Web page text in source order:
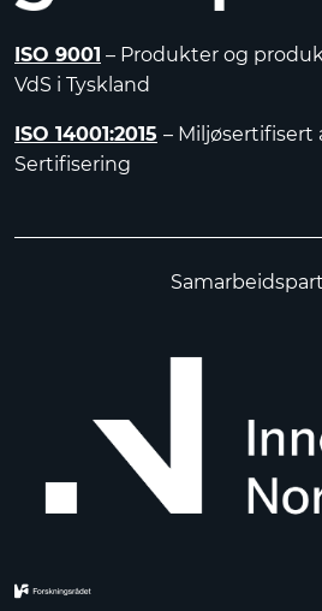
ISO 9001 – Produkter og
VdS i Tyskland
ISO 14001:2015 – Miljøsertifisert
Sertifisering